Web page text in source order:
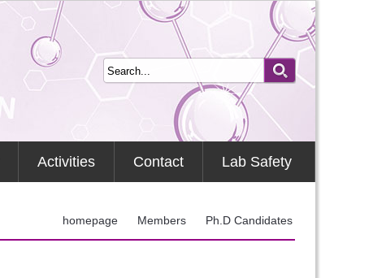
Activities Contact Lab Safety
homepage Members Ph.D Candidates